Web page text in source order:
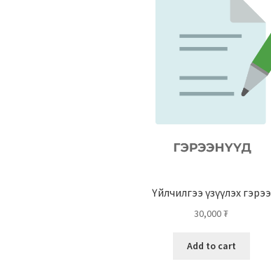
Үйлчилгээ үзүүлэх гэрээ
30,000₮
Add to cart